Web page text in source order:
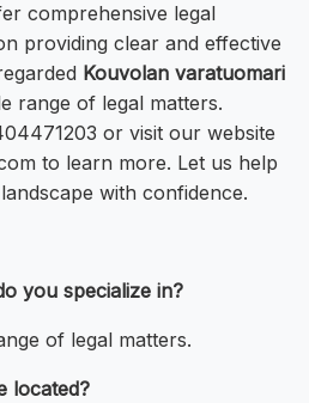
comprehensive legal
providing clear and effective
Kouvolan varatuomari
range of legal matters.
or visit our website
to learn more. Let us help
with confidence.
you specialize in?
of legal matters.
located?